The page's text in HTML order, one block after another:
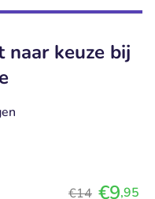
naar keuze bij
€14 €9,95